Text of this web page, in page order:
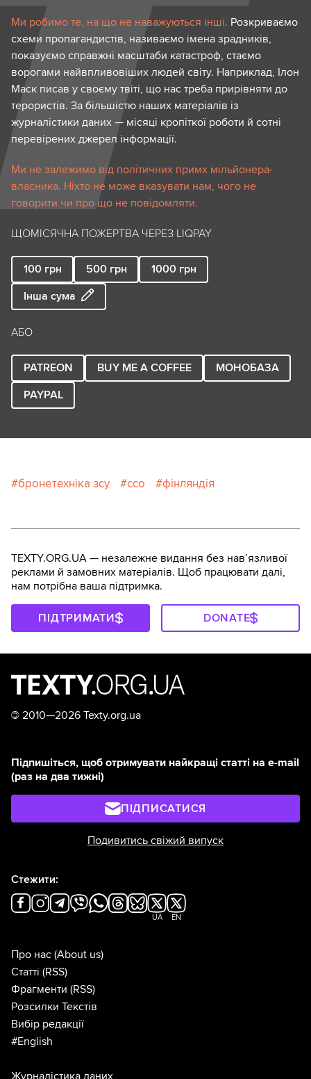
Ми робимо те, на що не наважуються інші. Розкриваємо
схеми пропагандистів, називаємо імена зрадників,
показуємо справжні масштаби катастроф, стаємо
ворогами найвпливовіших людей світу. Наприклад, Ілон
Маск писав у своєму твіті, що нас треба прирівняти до
терористів. За більшістю наших матеріалів із
журналістики даних — місяці кропіткої роботи й сотні
перевірених джерел інформації.
Ми не залежимо від політичних примх мільйонера-
власника. Ніхто не може вказувати нам, чого не
говорити чи про що не повідомляти.
ЩОМІСЯЧНА ПОЖЕРТВА ЧЕРЕЗ LIQPAY
100 грн 500 грн 1000 грн
Інша сума
АБО
PATREON BUY ME A COFFEE
МОНОБАЗА
PAYPAL
бронетехніка зсу ссо фінляндія
TEXTY.ORG.UA — незалежне видання без навʼязливої
реклами й замовних матеріалів. Щоб працювати далі,
нам потрібна ваша підтримка.
ПІДТРИМАТИ DONATE
© 2010—2026 Texty.org.ua
Підпишіться, щоб отримувати найкращі статті на e-mail
(раз на два тижні)
ПІДПИСАТИСЯ
Подивитись свіжий випуск
Стежити:
UA EN
Про нас (About us)
Статті (RSS)
Фрагменти (RSS)
Розсилки Текстів
Вибір редакції
#English
Журналістика даних